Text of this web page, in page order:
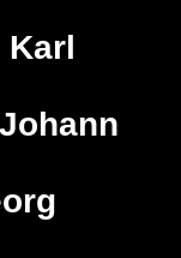
Karl